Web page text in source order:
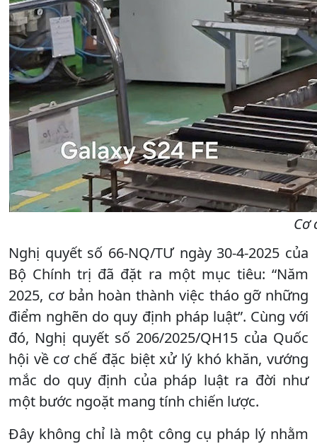
Cơ
Nghị quyết số 66-NQ/TƯ ngày 30-4-2025 của
Bộ Chính trị đã đặt ra một mục tiêu: “Năm
2025, cơ bản hoàn thành việc tháo gỡ những
điểm nghẽn do quy định pháp luật”. Cùng với
đó, Nghị quyết số 206/2025/QH15 của Quốc
hội về cơ chế đặc biệt xử lý khó khăn, vướng
mắc do quy định của pháp luật ra đời như
một bước ngoặt mang tính chiến lược.
Đây không chỉ là một công cụ pháp lý nhằm